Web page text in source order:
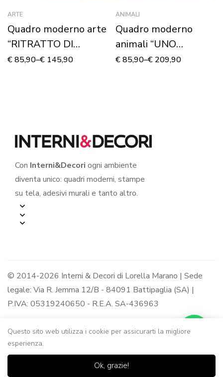
ARTE
Quadro moderno arte
“RITRATTO DI
DONNA CON FIORI”
€85,90–€ 145,90
ANIMALI
Quadro moderno
animali “UNO
SPLENDIDO
€85,90–€ 209,90
Con Interni&Decori ogni ambiente
diventa unico: quadri moderni, stampe
su tela, adesivi murali e tanto altro.
© 2014-2026 Interni & Decori di Lorella Marano | Sede
legale: Via R. Jemma 12/B - 84091 Battipaglia (SA) |
P.IVA: 05319240650 - R.E.A. SA-436963
Questo sito web utilizza i cookie per assicurarti la migliore
esperienza.
Ok, grazie!
0